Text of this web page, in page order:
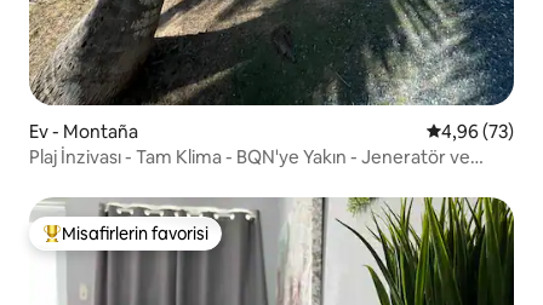
Ev - Montaña 5 üzerinden
4,96 (73)
Plaj İnzivası - Tam Klima - BQN'ye Yakın - Jeneratör ve
Misafirlerin favorilerinden en beğenilenler arasında
Misafirlerin favorisi